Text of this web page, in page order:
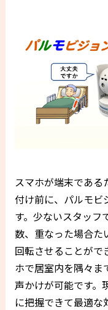
スマホが端末である
付け前に、パルモビ
す。少ないスタッフ
数、重なった場合た
回転させることがで
ホで居室内を隅々ま
声かけが可能です。
に把握できて最適な